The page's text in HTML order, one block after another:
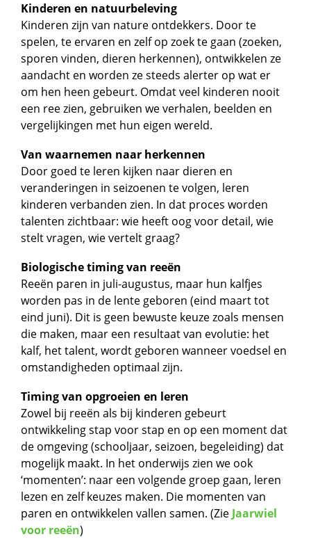
Kinderen en natuurbeleving
Kinderen zijn van nature ontdekkers. Door te
spelen, te ervaren en zelf op zoek te gaan (zoeken,
sporen vinden, dieren herkennen), ontwikkelen ze
aandacht en worden ze steeds alerter op wat er
om hen heen gebeurt. Omdat veel kinderen nooit
een ree zien, gebruiken we verhalen, beelden en
vergelijkingen met hun eigen wereld.
Van waarnemen naar herkennen
Door goed te leren kijken naar dieren en
veranderingen in seizoenen te volgen, leren
kinderen verbanden zien. In dat proces worden
talenten zichtbaar: wie heeft oog voor detail, wie
stelt vragen, wie vertelt graag?
Biologische timing van reeën
Reeën paren in juli-augustus, maar hun kalfjes
worden pas in de lente geboren (eind maart tot
eind juni). Dit is geen bewuste keuze zoals mensen
die maken, maar een resultaat van evolutie: het
kalf, het talent, wordt geboren wanneer voedsel en
omstandigheden optimaal zijn.
Timing van opgroeien en leren
Zowel bij reeën als bij kinderen gebeurt
ontwikkeling stap voor stap en op een moment dat
de omgeving (schooljaar, seizoen, begeleiding) dat
mogelijk maakt. In het onderwijs zien we ook
‘momenten’: naar een volgende groep gaan, leren
lezen en zelf keuzes maken. Die momenten van
paren en ontwikkelen vallen samen. (Zie Jaarwiel
voor reeën)